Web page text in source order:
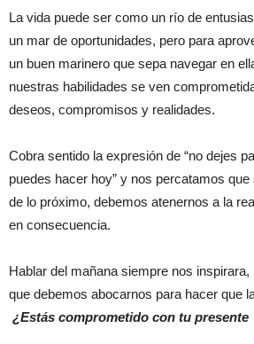
La vida puede ser como un río de
un mar de oportunidades, pero para
un buen marinero que sepa navegar en
nuestras habilidades se ven
deseos, compromisos y realidades.
Cobra sentido la expresión de “no dejes
puedes hacer hoy” y nos percatamos
de lo próximo, debemos atenernos a la
en consecuencia.
Hablar del mañana siempre nos
que debemos abocarnos para hacer que
¿Estás comprometido con tu presente